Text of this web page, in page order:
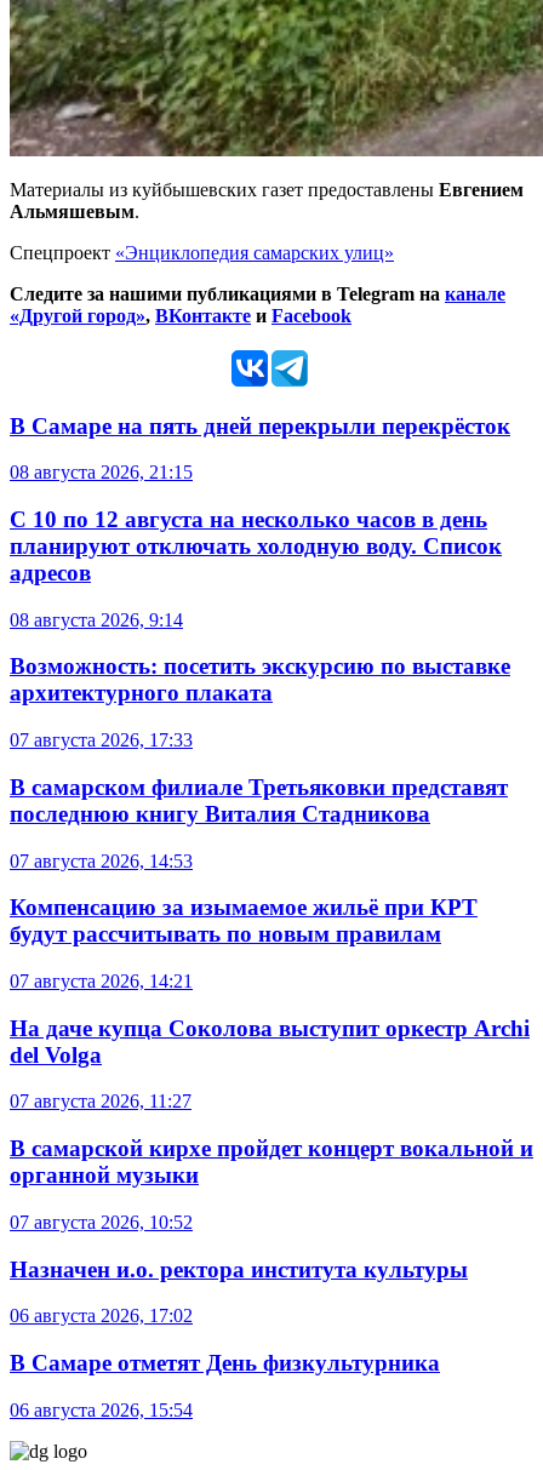
Материалы из куйбышевских газет предоставлены Евгением
Альмяшевым.
Спецпроект «Энциклопедия самарских улиц»
Следите за нашими публикациями в Telegram на канале
«Другой город», ВКонтакте и Facebook
В Самаре на пять дней перекрыли перекрёсток
08 августа 2026, 21:15
С 10 по 12 августа на несколько часов в день
планируют отключать холодную воду. Список
адресов
08 августа 2026, 9:14
Возможность: посетить экскурсию по выставке
архитектурного плаката
07 августа 2026, 17:33
В самарском филиале Третьяковки представят
последнюю книгу Виталия Стадникова
07 августа 2026, 14:53
Компенсацию за изымаемое жильё при КРТ
будут рассчитывать по новым правилам
07 августа 2026, 14:21
На даче купца Соколова выступит оркестр Archi
del Volga
07 августа 2026, 11:27
В самарской кирхе пройдет концерт вокальной и
органной музыки
07 августа 2026, 10:52
Назначен и.о. ректора института культуры
06 августа 2026, 17:02
В Самаре отметят День физкультурника
06 августа 2026, 15:54